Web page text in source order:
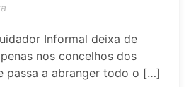
Informal deixa de
nos concelhos dos
passa a abranger todo o […]